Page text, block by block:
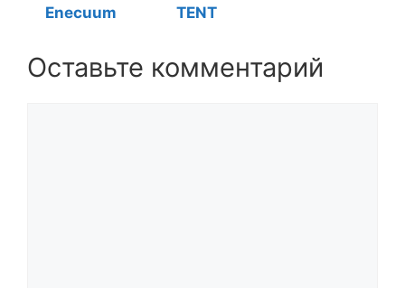
Enecuum TENT
Оставьте комментарий